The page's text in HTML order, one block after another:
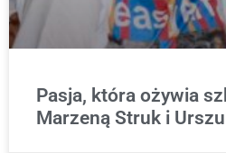
Pasja, która ożywia
Marzeną Struk i